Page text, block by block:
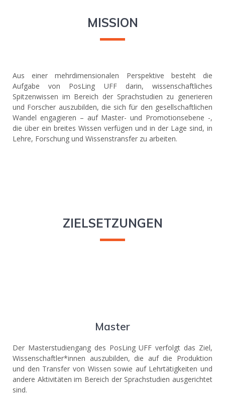
MISSION
Aus einer mehrdimensionalen Perspektive besteht die
Aufgabe von PosLing UFF darin, wissenschaftliches
Spitzenwissen im Bereich der Sprachstudien zu generieren
und Forscher auszubilden, die sich für den gesellschaftlichen
Wandel engagieren – auf Master- und Promotionsebene -,
die über ein breites Wissen verfügen und in der Lage sind, in
Lehre, Forschung und Wissenstransfer zu arbeiten.
ZIELSETZUNGEN
Master
Der Masterstudiengang des PosLing UFF verfolgt das Ziel,
Wissenschaftler*innen auszubilden, die auf die Produktion
und den Transfer von Wissen sowie auf Lehrtätigkeiten und
andere Aktivitäten im Bereich der Sprachstudien ausgerichtet
sind.